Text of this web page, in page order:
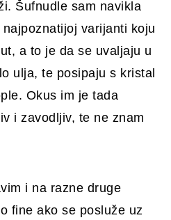
Šufnudle sam navikla
varijanti koju
a to je da se uvaljaju u
ulja, te posipaju s kristal
Okus im je tada
i zavodljiv, te ne znam
i na razne druge
fine ako se posluže uz